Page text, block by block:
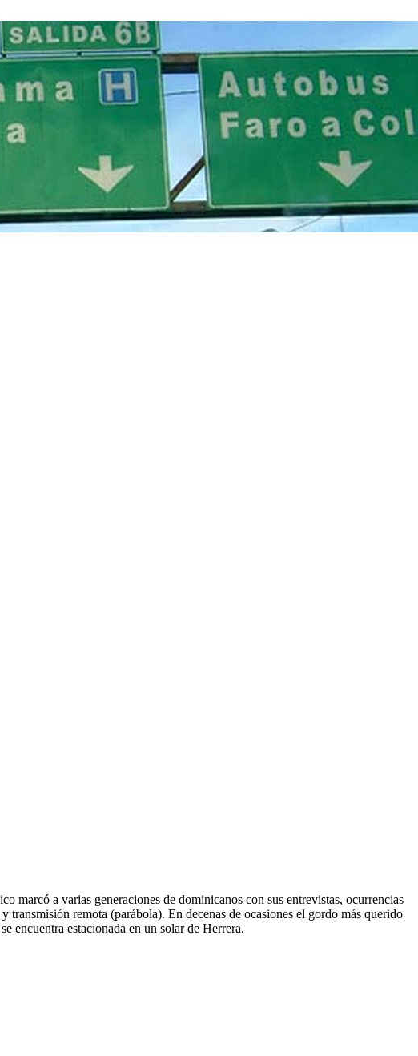
marcó a varias generaciones de dominicanos con sus entrevistas, ocurrencias
remota (parábola). En decenas de ocasiones el gordo más querido
encuentra estacionada en un solar de Herrera.